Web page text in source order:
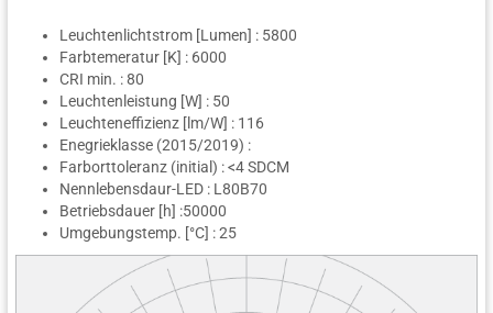
Leuchtenlichtstrom [Lumen] : 5800
Farbtemeratur [K] : 6000
CRI min. : 80
Leuchtenleistung [W] : 50
Leuchteneffizienz [lm/W] : 116
Enegrieklasse (2015/2019) :
Farborttoleranz (initial) : <4 SDCM
Nennlebensdaur-LED : L80B70
Betriebsdauer [h] :50000
Umgebungstemp. [°C] : 25